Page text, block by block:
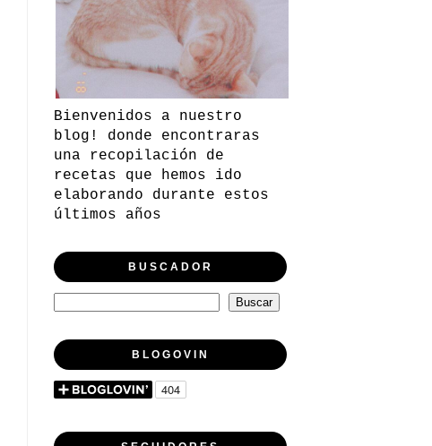
Bienvenidos a nuestro
blog! donde encontraras
una recopilación de
recetas que hemos ido
elaborando durante estos
últimos años
BUSCADOR
BLOGOVIN